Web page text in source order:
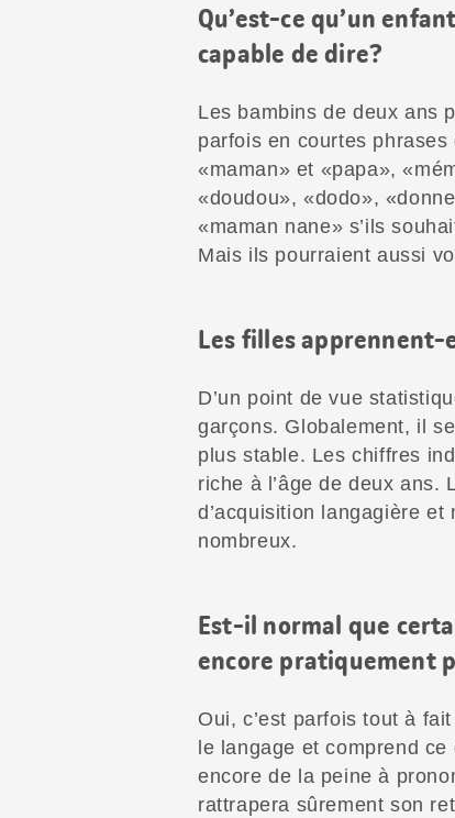
Qu’est-ce qu’un
capable de dire?
Les bambins de deux ans
parfois en courtes
«maman» et «papa»,
«doudou», «dodo»,
«maman nane» s’ils
Mais ils pourraient aussi
Les filles
D’un point de vue
garçons. Globalement, il
plus stable. Les chiffres
riche à l’âge de deux ans.
d’acquisition langagière
nombreux.
Est-il normal que
encore pratiquement
Oui, c’est parfois tout à
le langage et comprend
encore de la peine à
rattrapera sûrement son